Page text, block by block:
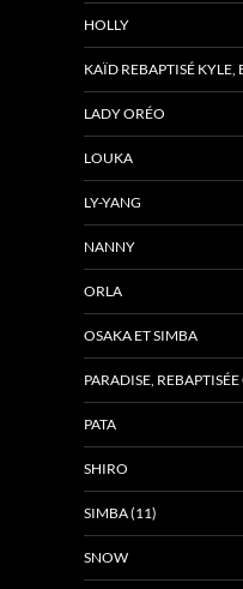
HOLLY
KAÏD REBAPTISÉ KYLE,
LADY ORÉO
LOUKA
LY-YANG
NANNY
ORLA
OSAKA ET SIMBA
PARADISE,
PATA
SHIRO
SIMBA (11)
SNOW